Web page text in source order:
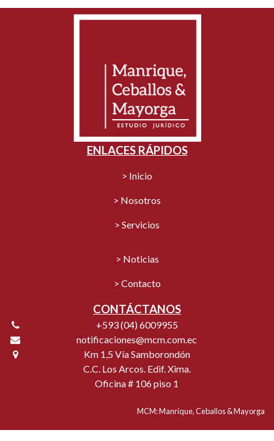
ENLACES RÁPIDOS
> Inicio
> Nosotros
> Servicios
> Noticias
> Contacto
CONTÁCTANOS
+593 (04) 6009955
notificaciones@mcm.com.ec
Km 1,5 Vía Samborondón
C.C. Los Arcos. Edif. Xima.
Oficina # 106 piso 1
MCM:Manrique, Ceballos & Mayorga